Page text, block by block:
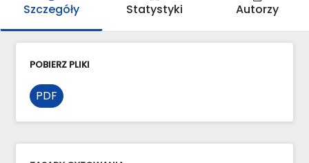
Szczegóły Statystyki Autorzy
POBIERZ PLIKI
PDF